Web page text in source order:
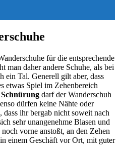
für die entsprechende
man daher andere Schuhe, als bei
ein Tal. Generell gilt aber, dass
etwas Spiel im Zehenbereich
Schnürung darf der Wanderschuh
dürfen keine Nähte oder
ihr bergab nicht soweit nach
sehr unangenehme Blasen und
vorne anstoßt, an den Zehen
einem Geschäft vor Ort, mit guter